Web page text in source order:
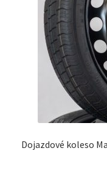
Dojazdové koleso